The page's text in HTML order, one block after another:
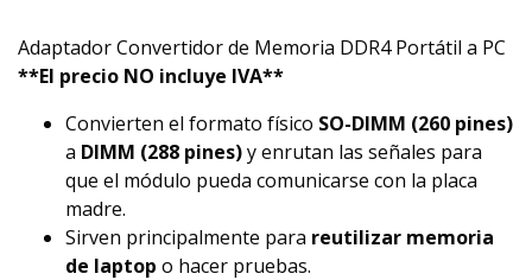
Adaptador Convertidor de Memoria DDR4 Portátil a PC
**El precio NO incluye IVA**
Convierten el formato físico SO-DIMM (260 pines)
a DIMM (288 pines)y enrutan las señales para
que el módulo pueda comunicarse con la placa
madre.
Sirven principalmente para reutilizar memoria
de laptop o hacer pruebas.